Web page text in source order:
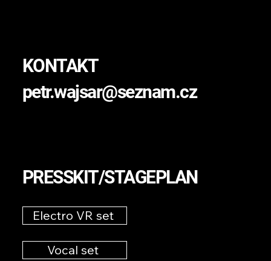
KONTAKT
petr.wajsar@seznam.cz
PRESSKIT/STAGEPLAN
Electro VR set
Vocal set